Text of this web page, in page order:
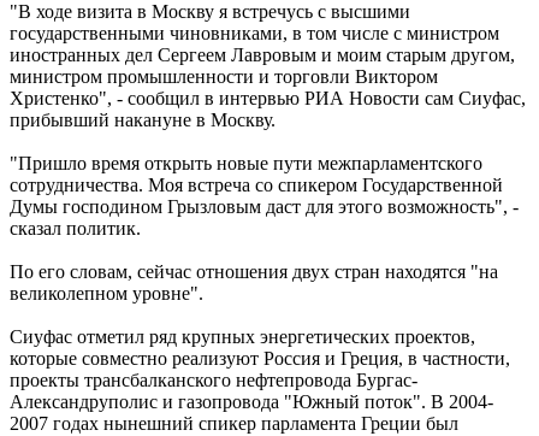
"В ходе визита в Москву я встречусь с высшими
государственными чиновниками, в том числе с министром
иностранных дел Сергеем Лавровым и моим старым другом,
министром промышленности и торговли Виктором
Христенко", - сообщил в интервью РИА Новости сам Сиуфас,
прибывший накануне в Москву.
"Пришло время открыть новые пути межпарламентского
сотрудничества. Моя встреча со спикером Государственной
Думы господином Грызловым даст для этого возможность", -
сказал политик.
По его словам, сейчас отношения двух стран находятся "на
великолепном уровне".
Сиуфас отметил ряд крупных энергетических проектов,
которые совместно реализуют Россия и Греция, в частности,
проекты трансбалканского нефтепровода Бургас-
Александруполис и газопровода "Южный поток". В 2004-
2007 годах нынешний спикер парламента Греции был